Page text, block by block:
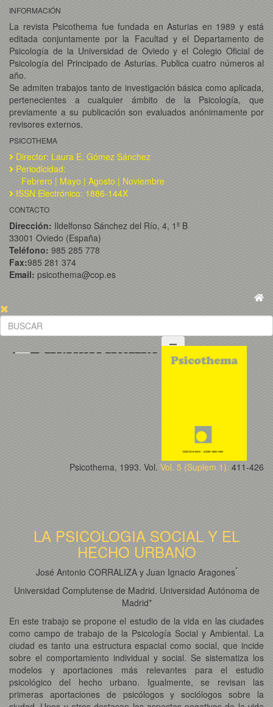
INFORMACIÓN
La revista Psicothema fue fundada en Asturias en 1989 y está
editada conjuntamente por la Facultad y el Departamento de
Psicología de la Universidad de Oviedo y el Colegio Oficial de
Psicología del Principado de Asturias. Publica cuatro números al
año.
Se admiten trabajos tanto de investigación básica como aplicada,
pertenecientes a cualquier ámbito de la Psicología, que
previamente a su publicación son evaluados anónimamente por
revisores externos.
PSICOTHEMA
Director: Laura E. Gómez Sánchez
Periodicidad:
Febrero | Mayo | Agosto | Noviembre
ISSN Electrónico: 1886-144X
CONTACTO
Dirección: Ildelfonso Sánchez del Río, 4, 1º B
33001 Oviedo (España)
Teléfono: 985 285 778
Fax:985 281 374
Email: psicothema@cop.es
Psicothema, 1993. Vol. Vol. 5 (Suplem.1). 411-426
LA PSICOLOGIA SOCIAL Y EL
HECHO URBANO
José Antonio CORRALIZA y Juan Ignacio Aragones*
Universidad Complutense de Madrid. Universidad Autónoma de
Madrid*
En este trabajo se propone el estudio de la vida en las ciudades
como campo de trabajo de la Psicología Social y Ambiental. La
ciudad es tanto una estructura espacial como social, que incide
sobre el comportamiento individual y social. Se sistematiza los
modelos y aportaciones más relevantes para el estudio
psicológico del hecho urbano. Igualmente, se revisan las
primeras aportaciones de psicólogos y sociólogos sobre la